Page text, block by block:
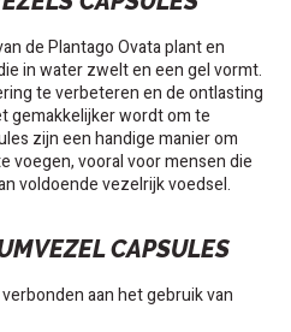
de Plantago Ovata plant en
in water zwelt en een gel vormt.
te verbeteren en de ontlasting
gemakkelijker wordt om te
zijn een handige manier om
voegen, vooral voor mensen die
voldoende vezelrijk voedsel.
CAPSULES
aan het gebruik van